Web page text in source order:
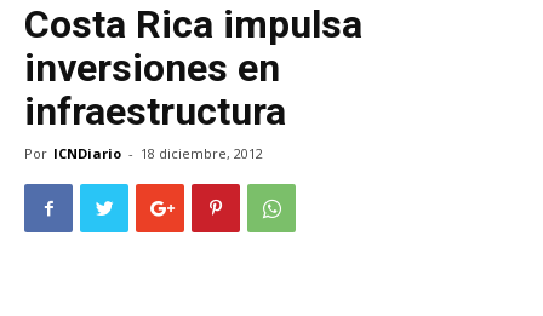
Costa Rica impulsa
inversiones en
infraestructura
Por ICNDiario - 18 diciembre, 2012